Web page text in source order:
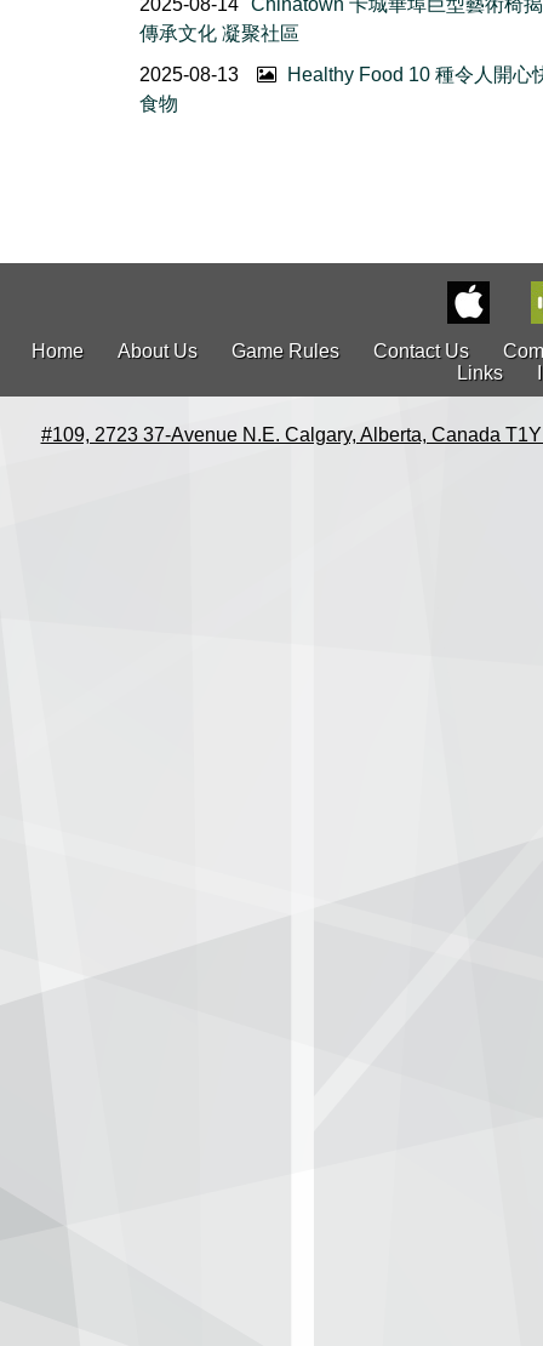
2025-08-14 Chinatown 卡城華埠巨型藝術椅
傳承文化 凝聚社區
2025-08-13
Healthy Food 10 種令人開心
食物
Home About Us Game Rules Contact Us
Links
#109, 2723 37-Avenue N.E. Calgary, Alberta, Canada